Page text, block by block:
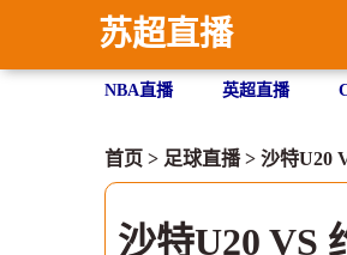
苏超直播
NBA直播 英超直播
首页 > 足球直播> 沙特U20
沙特U20 VS